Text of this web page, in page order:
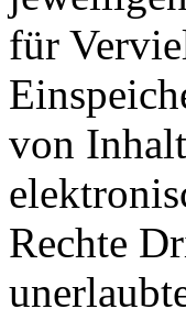
für
von
Rechte